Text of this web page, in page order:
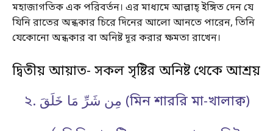
মহাজাগতিক এক পরিবর্তন। এর মাধ্যমে আল্লাহ্ ইঙ্গিত দেন যে
যিনি রাতের অন্ধকার চিরে দিনের আলো আনতে পারেন, তিনি
যেকোনো অন্ধকার বা অনিষ্ট দূর করার ক্ষমতা রাখেন।
দ্বিতীয় আয়াত- সকল সৃষ্টির অনিষ্ট থেকে আশ্রয়
২. مِن شَرِّ مَا خَلَقَ (মিন শাররি মা-খালাক্ব)